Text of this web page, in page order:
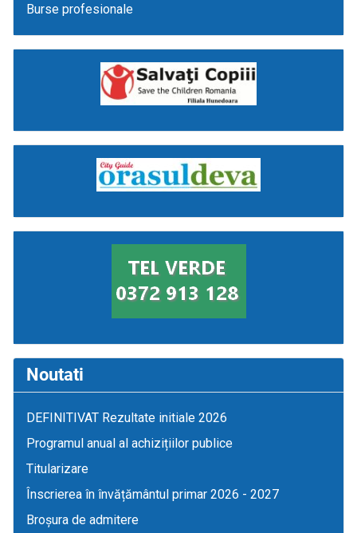
Burse profesionale
Noutati
DEFINITIVAT Rezultate initiale 2026
Programul anual al achizițiilor publice
Titularizare
Înscrierea în învățământul primar 2026 - 2027
Broșura de admitere